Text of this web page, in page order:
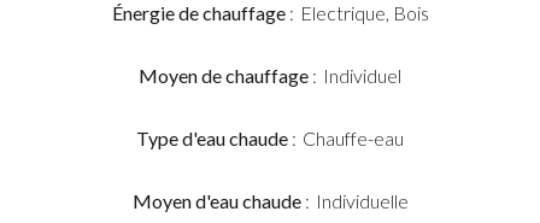
Énergie de chauffage Electrique, Bois
Moyen de chauffage Individuel
Type d'eau chaude Chauffe-eau
Moyen d'eau chaude Individuelle